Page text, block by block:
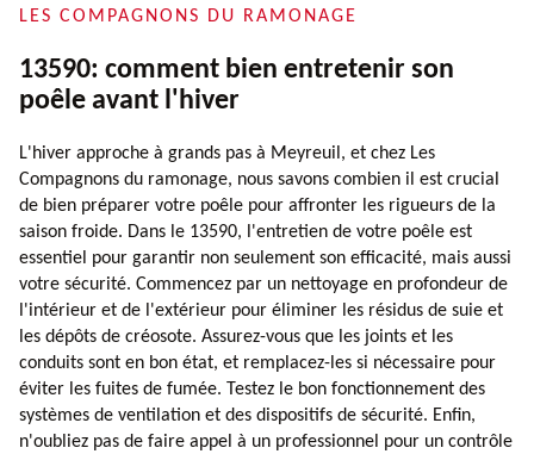
LES COMPAGNONS DU RAMONAGE
13590: comment bien entretenir son
poêle avant l'hiver
L'hiver approche à grands pas à Meyreuil, et chez Les
Compagnons du ramonage, nous savons combien il est crucial
de bien préparer votre poêle pour affronter les rigueurs de la
saison froide. Dans le 13590, l'entretien de votre poêle est
essentiel pour garantir non seulement son efficacité, mais aussi
votre sécurité. Commencez par un nettoyage en profondeur de
l'intérieur et de l'extérieur pour éliminer les résidus de suie et
les dépôts de créosote. Assurez-vous que les joints et les
conduits sont en bon état, et remplacez-les si nécessaire pour
éviter les fuites de fumée. Testez le bon fonctionnement des
systèmes de ventilation et des dispositifs de sécurité. Enfin,
n'oubliez pas de faire appel à un professionnel pour un contrôle